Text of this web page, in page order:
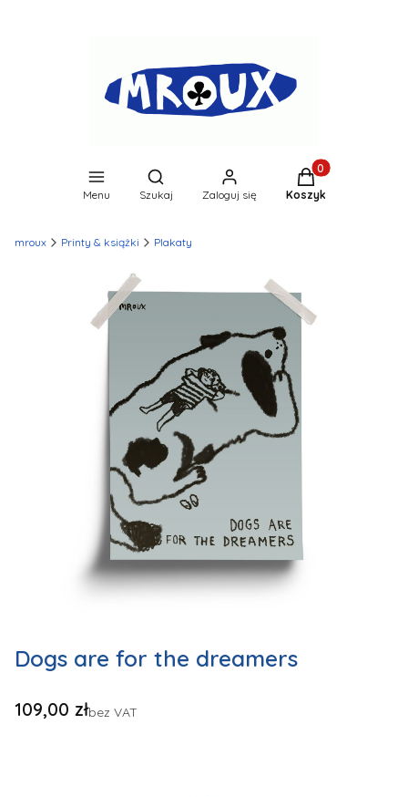
Menu
Otwórz wyszukiwarkę
Szukaj Zaloguj się
Produkty w
Koszyk
mroux Printy & książki Plakaty
Dogs are for the dreamers
Cena
109,00 złbez VAT